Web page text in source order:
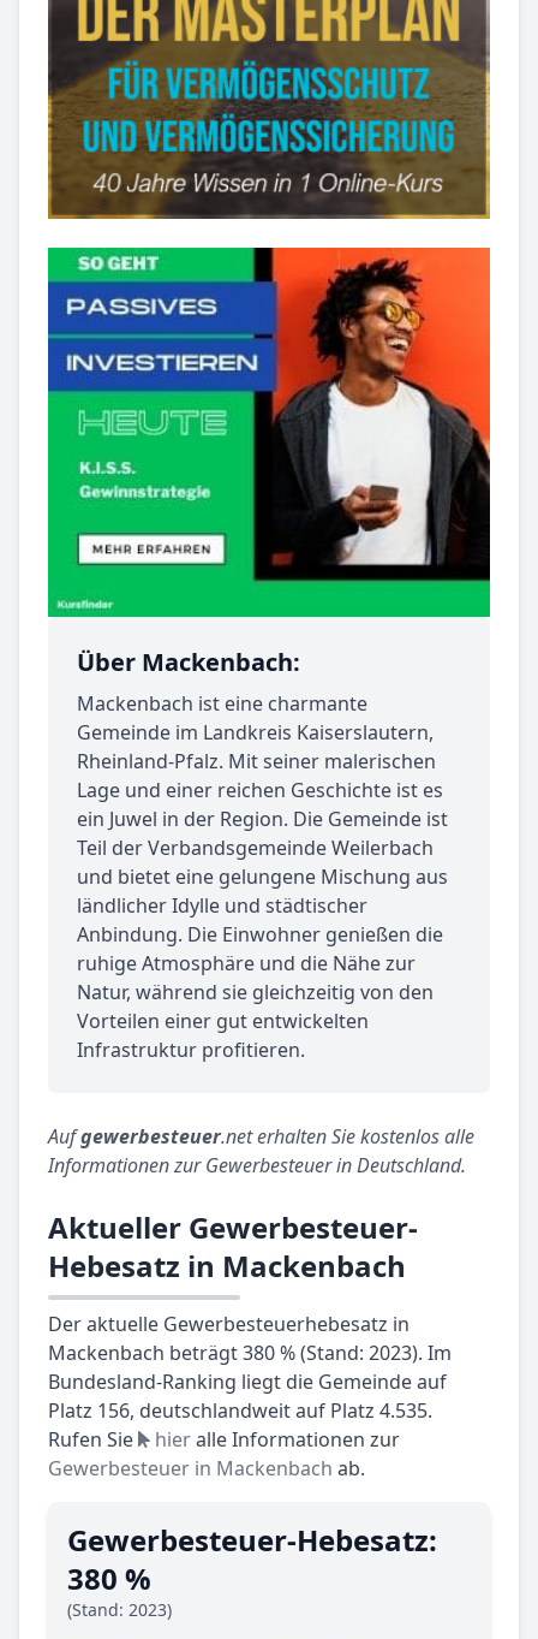
Über Mackenbach:
Mackenbach ist eine charmante
Gemeinde im Landkreis Kaiserslautern,
Rheinland-Pfalz. Mit seiner malerischen
Lage und einer reichen Geschichte ist es
ein Juwel in der Region. Die Gemeinde ist
Teil der Verbandsgemeinde Weilerbach
und bietet eine gelungene Mischung aus
ländlicher Idylle und städtischer
Anbindung. Die Einwohner genießen die
ruhige Atmosphäre und die Nähe zur
Natur, während sie gleichzeitig von den
Vorteilen einer gut entwickelten
Infrastruktur profitieren.
Aufgewerbesteuer.net erhalten Sie kostenlos alle
Informationen zur Gewerbesteuer in Deutschland.
Aktueller Gewerbesteuer-
Hebesatz in Mackenbach
Der aktuelle Gewerbesteuerhebesatz in
Mackenbach beträgt 380 % (Stand: 2023). Im
Bundesland-Ranking liegt die Gemeinde auf
Platz 156, deutschlandweit auf Platz 4.535.
Rufen Sie
hieralle Informationen zur
Gewerbesteuer in Mackenbach ab.
Gewerbesteuer-Hebesatz:
380 %
(Stand: 2023)